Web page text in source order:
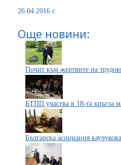
26.04.2016 г.
Още новини:
Почит към жертвите на
БТПП участва в 18-та кръгла
Българска асоциация